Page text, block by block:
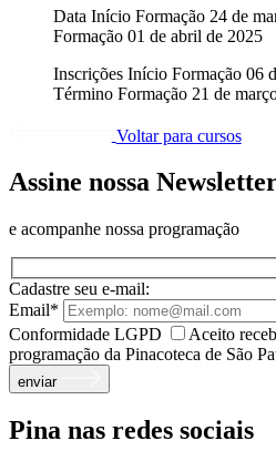
Data Início Formação 24 de
Formação 01 de abril de 2025
Inscrições Início Formação 06
Término Formação 21 de
Voltar para cursos
Assine nossa
e acompanhe nossa programação
Cadastre seu e-mail:
Email*
Conformidade LGPD
Aceito
programação da Pinacoteca de São
enviar
Pina nas redes sociais